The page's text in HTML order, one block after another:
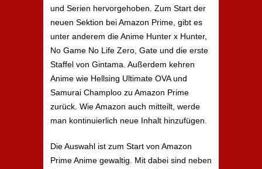
und Serien hervorgehoben. Zum Start der
neuen Sektion bei Amazon Prime, gibt es
unter anderem die Anime Hunter x Hunter,
No Game No Life Zero, Gate und die erste
Staffel von Gintama. Außerdem kehren
Anime wie Hellsing Ultimate OVA und
Samurai Champloo zu Amazon Prime
zurück. Wie Amazon auch mitteilt, werde
man kontinuierlich neue Inhalt hinzufügen.
Die Auswahl ist zum Start von Amazon
Prime Anime gewaltig. Mit dabei sind neben